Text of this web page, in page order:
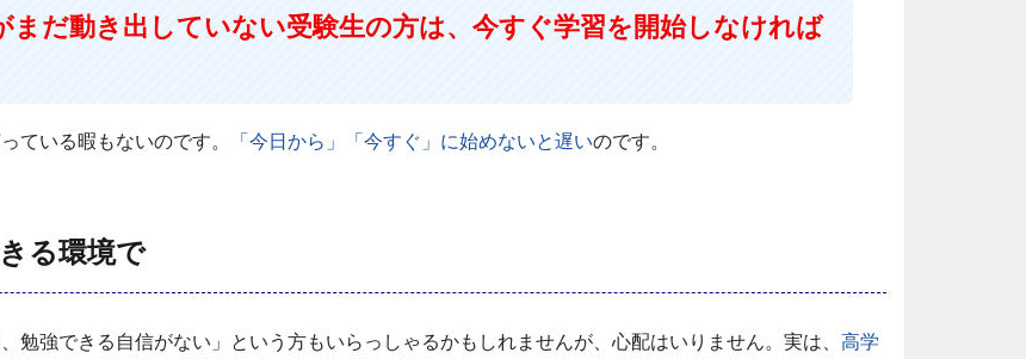
だ動き出していない受験生の方は、今すぐ学習を開始しなければ
ている暇もないのです。 「今日から」「今すぐ」に始めないと遅いのです。
る環境で
強できる自信がない」という方もいらっしゃるかもしれませんが、心配はいりません。実は、 高学